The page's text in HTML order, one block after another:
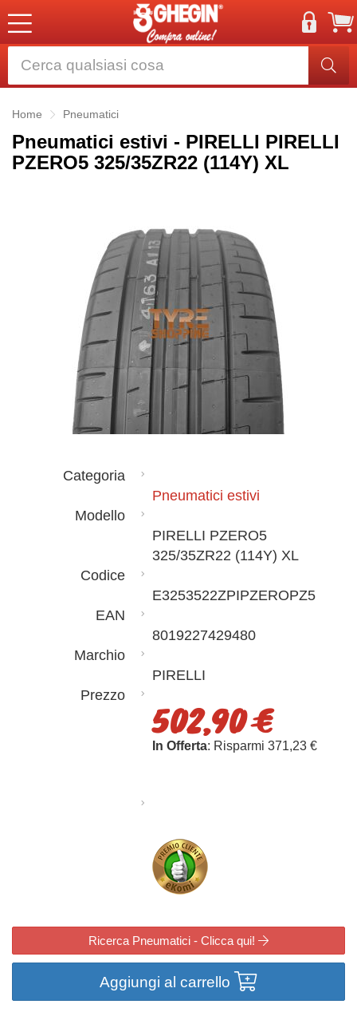
Home Pneumatici
Pneumatici estivi - PIRELLI PIRELLI
PZERO5 325/35ZR22 (114Y) XL
Categoria
Pneumatici estivi
Modello
PIRELLI PZERO5
325/35ZR22 (114Y) XL
Codice
E3253522ZPIPZEROPZ5
EAN
8019227429480
Marchio
PIRELLI
Prezzo
502,90 €
In Offerta: Risparmi 371,23 €
Ricerca Pneumatici - Clicca qui!
Aggiungi al carrello